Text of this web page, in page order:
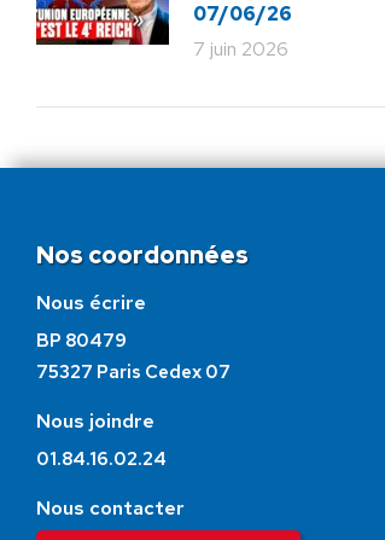
07/06/26
7 juin 2026
Nos coordonnées
Nous écrire
BP 80479
75327 Paris Cedex 07
Nous joindre
01.84.16.02.24
Nous contacter